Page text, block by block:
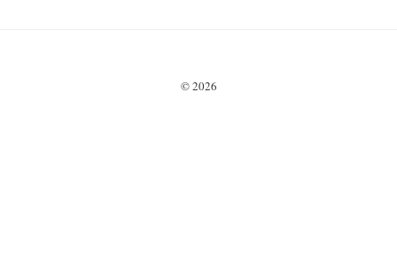
© 2026